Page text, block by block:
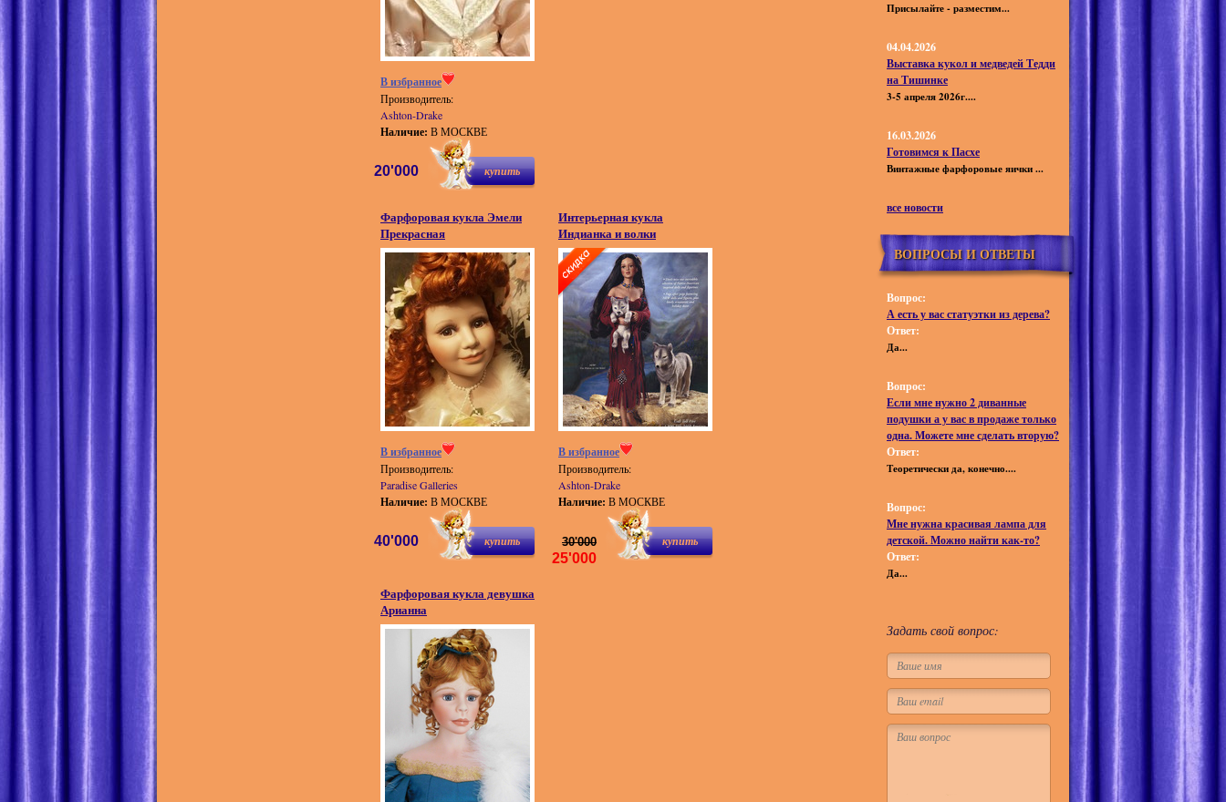
В избранное
Производитель:
Ashton-Drake
Наличие: В МОСКВЕ
купить
20'000
Фарфоровая кукла Эмели
Прекрасная
В избранное
Производитель:
Paradise Galleries
Наличие: В МОСКВЕ
купить
40'000
Интерьерная кукла
Индианка и волки
В избранное
Производитель:
Ashton-Drake
Наличие: В МОСКВЕ
купить
30'000
25'000
Фарфоровая кукла девушка
Арианна
Присылайте - разместим...
04.04.2026
Выставка кукол и медведей Тедди
на Тишинке
3-5 апреля 2026г....
16.03.2026
Готовимся к Пасхе
Винтажные фарфоровые яички ...
все новости
ВОПРОСЫ И ОТВЕТЫ
Вопрос:
А есть у вас статуэтки из дерева?
Ответ:
Да...
Вопрос:
Если мне нужно 2 диванные
подушки а у вас в продаже только
одна. Можете мне сделать вторую?
Ответ:
Теоретически да, конечно....
Вопрос:
Мне нужна красивая лампа для
детской. Можно найти как-то?
Ответ:
Да...
Задать свой вопрос: